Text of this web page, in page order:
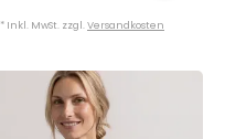
* Inkl. MwSt. zzgl.Versandkosten